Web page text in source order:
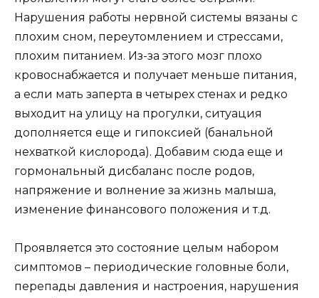
Нарушения работы нервной системы вязаны с
плохим сном, переутомлением и стрессами,
плохим питанием. Из-за этого мозг плохо
кровоснабжается и получает меньше питания,
а если мать заперта в четырех стенах и редко
выходит на улицу на прогулки, ситуация
дополняется еще и гипоксией (банальной
нехваткой кислорода). Добавим сюда еще и
гормональный дисбаланс после родов,
напряжение и волнение за жизнь малыша,
изменение финансового положения и т.д.
Проявляется это состояние целым набором
симптомов – периодические головные боли,
перепады давления и настроения, нарушения